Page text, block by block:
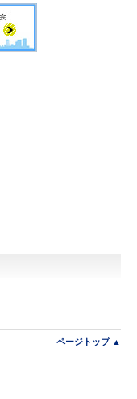
ページトップ ▲